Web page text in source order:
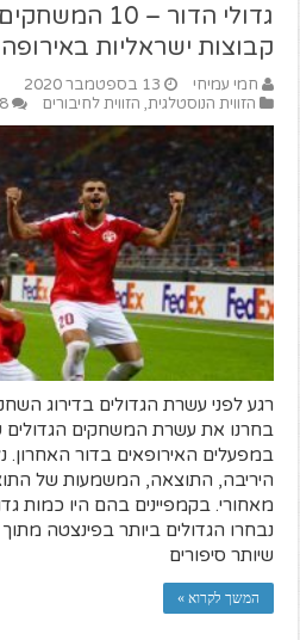
גדולי הדור –
קבוצות ישראליות באירופה
חמי עמיחי
13 בספטמבר 2020
הזווית הנוסטלגית, הזווית לחיבורים 8
רגע לפני עשרת הגדולים בדירוג
בחרנו את עשרת המשחקים הגדולים
במפעלים האירופאים בדור האחרון.
היריבה, התוצאה, המשמעות של
מאחורי. בקמפיינים בהם היו כמות
נבחרו הגדולים ביותר בפינצטה
שיותר סיפורים
המשך לקרוא »